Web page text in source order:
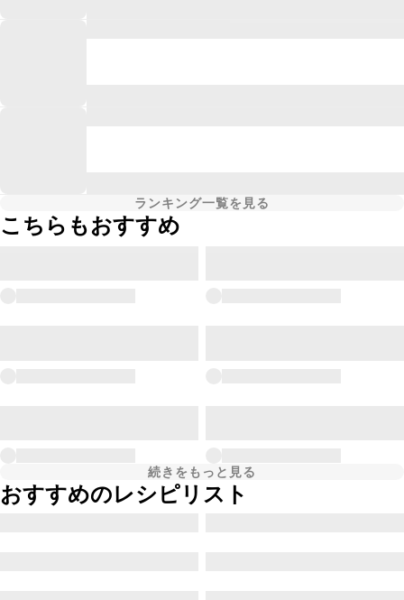
ランキング一覧を見る
こちらもおすすめ
続きをもっと見る
おすすめのレシピリスト